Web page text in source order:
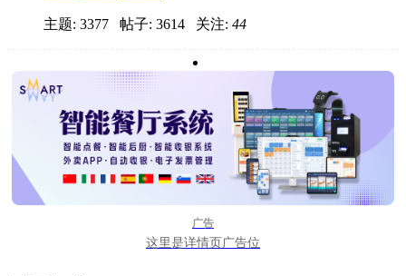
主题: 3377 帖子: 3614 关注: 44
广告
这里是详情页广告位